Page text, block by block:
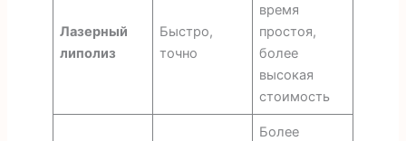
Лазерный
липолиз
Быстро,
точно
время
простоя,
более
высокая
стоимость
Более